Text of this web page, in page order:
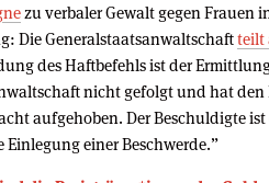
zu verbaler Gewalt gegen Frauen
Die Generalstaatsanwaltschaftteilt
des Haftbefehls ist der
nicht gefolgt und hat den
aufgehoben. Der Beschuldigte
Einlegung einer Beschwerde.”